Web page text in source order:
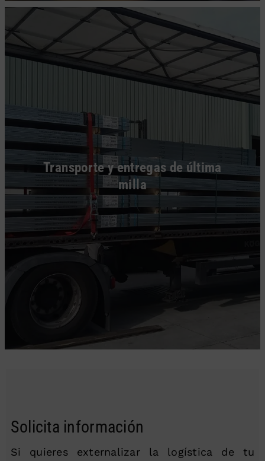
Transporte y entregas de última
milla
Solicita información
Si quieres externalizar la logística de tu